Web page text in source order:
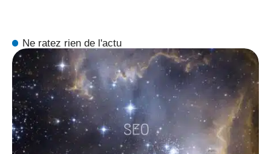
Ne ratez rien de l'actu